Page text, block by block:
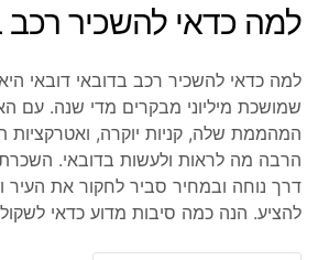
למה כדאי להשכיר רכב
למה כדאי להשכיר רכב בדובאי דובאי
שמושכת מיליוני מבקרים מדי שנה. עם
המהממת שלה, קניות יוקרה, ואטרקציות
הרבה מה לראות ולעשות בדובאי.
דרך נוחה ובמחיר סביר לחקור את
להציע. הנה כמה סיבות מדוע כדאי